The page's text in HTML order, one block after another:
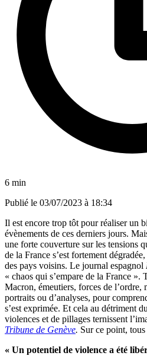
6 min
Publié le 03/07/2023 à 18:34
Il est encore trop tôt pour réaliser un
évènements de ces derniers jours.
une forte couverture sur les tensions
de la France s’est fortement
des pays voisins. Le journal espagnol
« chaos qui s’empare de la France ».
Macron, émeutiers, forces de l’ordre,
portraits ou d’analyses, pour
s’est exprimée. Et cela au détriment
violences et de pillages ternissent
Tribune de Genève. Sur ce point,
« Un potentiel de violence a été